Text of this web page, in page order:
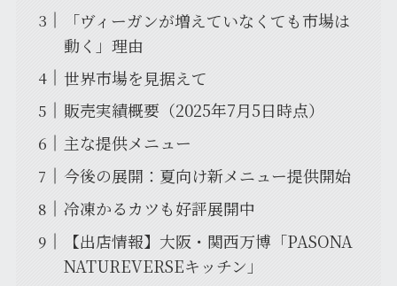
「ヴィーガンが増えていなくても市場は
動く」理由
世界市場を見据えて
販売実績概要（2025年7月5日時点）
主な提供メニュー
今後の展開：夏向け新メニュー提供開始
冷凍かるカツも好評展開中
【出店情報】大阪・関西万博「PASONA
NATUREVERSEキッチン」